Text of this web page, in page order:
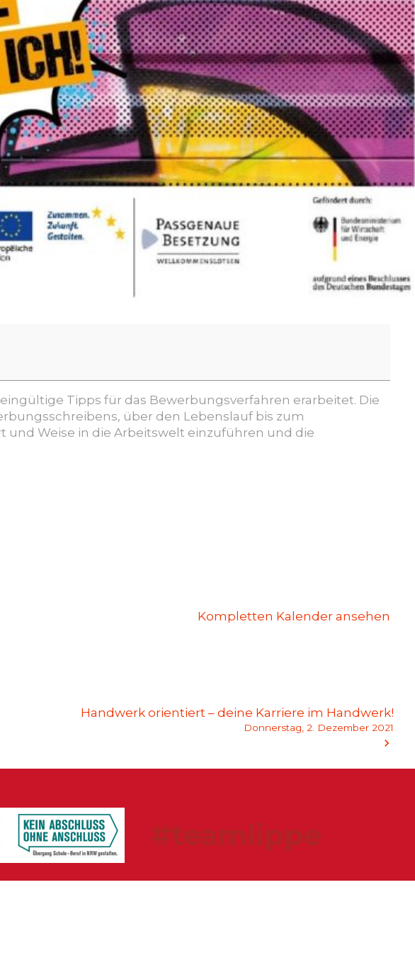
Tipps für das Bewerbungsverfahren erarbeitet. Die
über den Lebenslauf bis zum
und Weise in die Arbeitswelt einzuführen und die
Kompletten Kalender ansehen
Handwerk orientiert – deine Karriere im Handwerk!
Donnerstag, 2. Dezember 2021
#teamlippe